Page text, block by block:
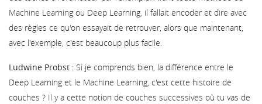
Machine Learning ou Deep Learning, il fallait encoder et dire avec
des règles ce qu'on essayait de retrouver, alors que maintenant,
avec l'exemple, c'est beaucoup plus facile.
Ludwine Probst : Si je comprends bien, la différence entre le
Deep Learning et le Machine Learning, c'est cette histoire de
couches ? Il y a cette notion de couches successives où tu vas de